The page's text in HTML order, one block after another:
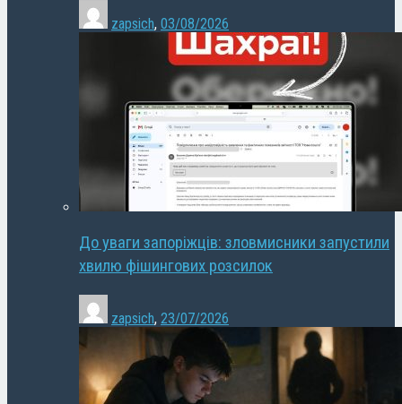
zapsich, 03/08/2026
До уваги запоріжців: зловмисники запустили
хвилю фішингових розсилок
zapsich, 23/07/2026